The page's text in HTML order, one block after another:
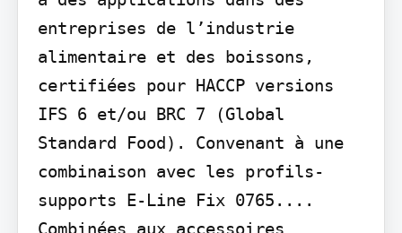
entreprises de l’industrie
alimentaire et des boissons,
certifiées pour HACCP versions
IFS 6 et/ou BRC 7 (Global
Standard Food). Convenant à une
combinaison avec les profils-
supports E-Line Fix 0765....
Combinées aux accessoires